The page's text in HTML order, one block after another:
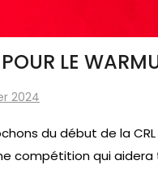
LE
2024
du début de la
compétition qui